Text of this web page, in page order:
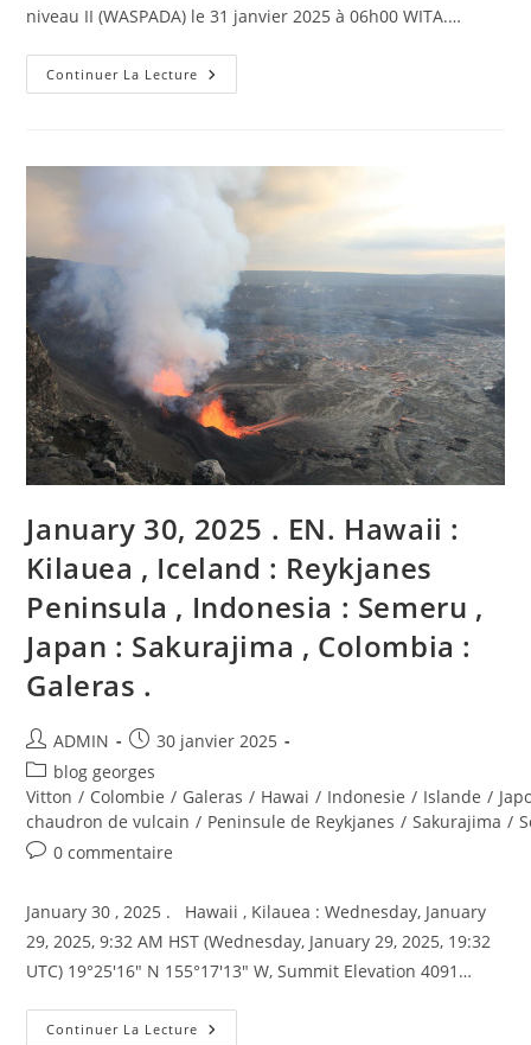
niveau II (WASPADA) le 31 janvier 2025 à 06h00 WITA.…
Continuer La Lecture 31
Janvier
Empung
Colombie
Cerro
Negro
,
Hawaii
Kilauea
,
Pérou
:
Sabancaya
,
Mexique
:
.
January 30, 2025 . EN. Hawaii :
Kilauea , Iceland : Reykjanes
Peninsula , Indonesia : Semeru ,
Japan : Sakurajima , Colombia :
Galeras .
Auteur/autrice
de
la
publication :
ADMIN
Publication
publiée :
30 janvier 2025
Post
category:
blog georges
Vitton / Colombie / Galeras / Hawai / Indonesie / Islande /
chaudron de vulcain / Peninsule de Reykjanes / Sakurajima /
Commentaires
la
publication :
0 commentaire
January 30 , 2025 . Hawaii , Kilauea : Wednesday, January
29, 2025, 9:32 AM HST (Wednesday, January 29, 2025, 19:32
UTC) 19°25'16" N 155°17'13" W, Summit Elevation 4091…
Continuer La Lecture January